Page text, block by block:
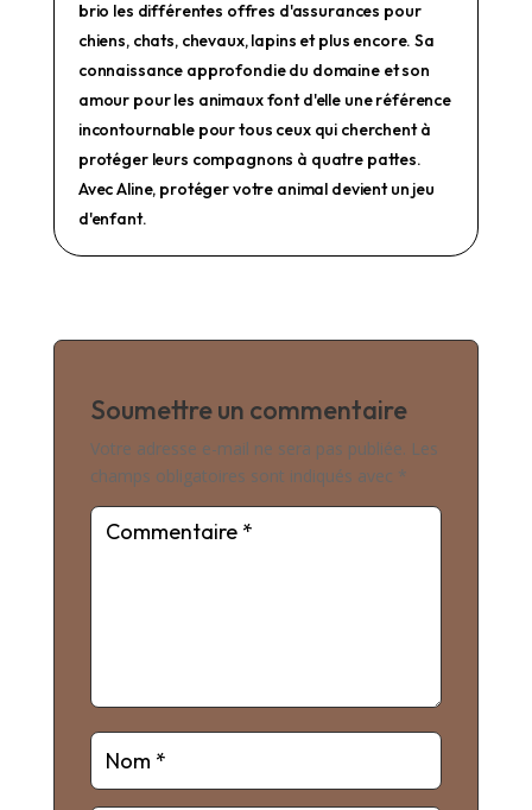
brio les différentes offres d'assurances pour
chiens, chats, chevaux, lapins et plus encore. Sa
connaissance approfondie du domaine et son
amour pour les animaux font d'elle une référence
incontournable pour tous ceux qui cherchent à
protéger leurs compagnons à quatre pattes.
Avec Aline, protéger votre animal devient un jeu
d'enfant.
Soumettre un commentaire
Votre adresse e-mail ne sera pas publiée. Les
champs obligatoires sont indiqués avec *